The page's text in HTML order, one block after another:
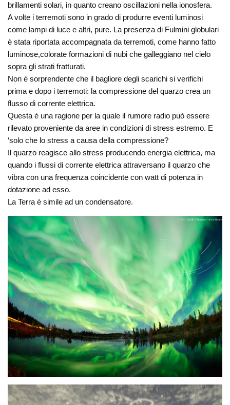
brillamenti solari, in quanto creano oscillazioni nella ionosfera.
A volte i terremoti sono in grado di produrre eventi luminosi
come lampi di luce e altri, pure. La presenza di Fulmini globulari
è stata riportata accompagnata da terremoti, come hanno fatto
luminose,colorate formazioni di nubi che galleggiano nel cielo
sopra gli strati fratturati.
Non è sorprendente che il bagliore degli scarichi si verifichi
prima e dopo i terremoti: la compressione del quarzo crea un
flusso di corrente elettrica.
Questa è una ragione per la quale il rumore radio può essere
rilevato proveniente da aree in condizioni di stress estremo. E
‘solo che lo stress a causa della compressione?
Il quarzo reagisce allo stress producendo energia elettrica, ma
quando i flussi di corrente elettrica attraversano il quarzo che
vibra con una frequenza coincidente con watt di potenza in
dotazione ad esso.
La Terra è simile ad un condensatore.